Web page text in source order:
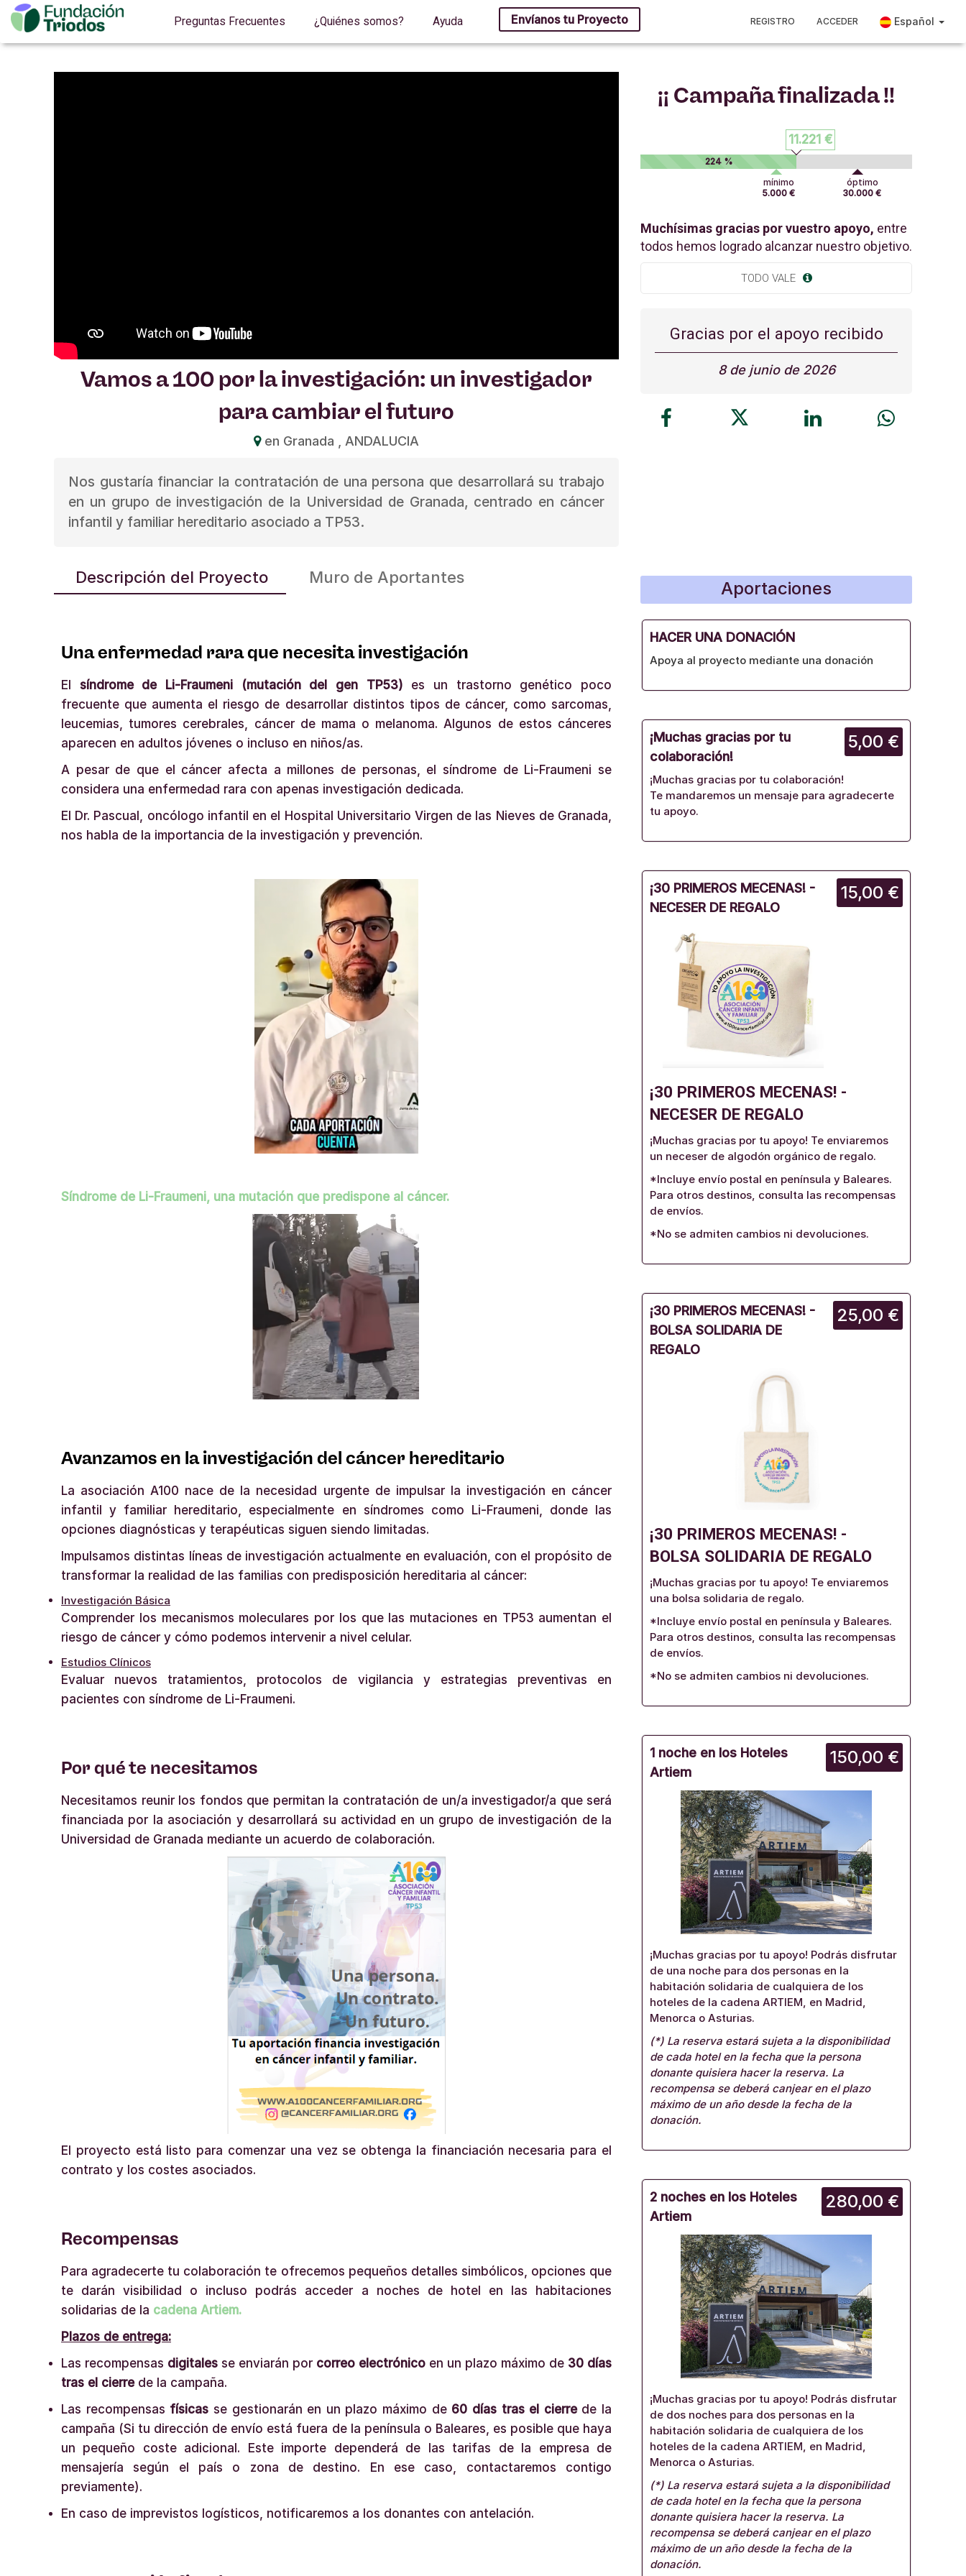
Preguntas Frecuentes ¿Quiénes somos? Ayuda Envíanos tu Proyecto REGISTRO ACCEDER Español
Vamos a 100 por la investigación: un investigador
para cambiar el futuro
en Granada , ANDALUCIA
Nos gustaría financiar la contratación de una persona que desarrollará su trabajo
en un grupo de investigación de la Universidad de Granada, centrado en cáncer
infantil y familiar hereditario asociado a TP53.
¡¡ Campaña finalizada !!
11.221 €
224 %
mínimo
5.000 €
óptimo
30.000 €
Muchísimas gracias por vuestro apoyo, entre
todos hemos logrado alcanzar nuestro objetivo.
TODO VALE
Gracias por el apoyo recibido
8 de junio de 2026
Descripción del Proyecto Muro de Aportantes
Una enfermedad rara que necesita investigación
El síndrome de Li-Fraumeni (mutación del gen TP53) es un trastorno genético poco
frecuente que aumenta el riesgo de desarrollar distintos tipos de cáncer, como sarcomas,
leucemias, tumores cerebrales, cáncer de mama o melanoma. Algunos de estos cánceres
aparecen en adultos jóvenes o incluso en niños/as.
A pesar de que el cáncer afecta a millones de personas, el síndrome de Li-Fraumeni se
considera una enfermedad rara con apenas investigación dedicada.
El Dr. Pascual, oncólogo infantil en el Hospital Universitario Virgen de las Nieves de Granada,
nos habla de la importancia de la investigación y prevención.
Síndrome de Li-Fraumeni, una mutación que predispone al cáncer.
Avanzamos en la investigación del cáncer hereditario
La asociación A100 nace de la necesidad urgente de impulsar la investigación en cáncer
infantil y familiar hereditario, especialmente en síndromes como Li-Fraumeni, donde las
opciones diagnósticas y terapéuticas siguen siendo limitadas.
Impulsamos distintas líneas de investigación actualmente en evaluación, con el propósito de
transformar la realidad de las familias con predisposición hereditaria al cáncer:
Investigación Básica
Comprender los mecanismos moleculares por los que las mutaciones en TP53 aumentan el
riesgo de cáncer y cómo podemos intervenir a nivel celular.
Estudios Clínicos
Evaluar nuevos tratamientos, protocolos de vigilancia y estrategias preventivas en
pacientes con síndrome de Li-Fraumeni.
Por qué te necesitamos
Necesitamos reunir los fondos que permitan la contratación de un/a investigador/a que será
financiada por la asociación y desarrollará su actividad en un grupo de investigación de la
Universidad de Granada mediante un acuerdo de colaboración.
El proyecto está listo para comenzar una vez se obtenga la financiación necesaria para el
contrato y los costes asociados.
Recompensas
Para agradecerte tu colaboración te ofrecemos pequeños detalles simbólicos, opciones que
te darán visibilidad o incluso podrás acceder a noches de hotel en las habitaciones
solidarias de la cadena Artiem.
Plazos de entrega:
Las recompensas digitales se enviarán por correo electrónico en un plazo máximo de 30 días
tras el cierrede la campaña.
Las recompensas físicas se gestionarán en un plazo máximo de 60 días tras el cierrede la
campaña (Si tu dirección de envío está fuera de la península o Baleares, es posible que haya
un pequeño coste adicional. Este importe dependerá de las tarifas de la empresa de
mensajería según el país o zona de destino. En ese caso, contactaremos contigo
previamente).
En caso de imprevistos logísticos, notificaremos a los donantes con antelación.
Aportaciones
HACER UNA DONACIÓN
Apoya al proyecto mediante una donación
5,00 €
¡Muchas gracias por tu
colaboración!
¡Muchas gracias por tu colaboración!
Te mandaremos un mensaje para agradecerte
tu apoyo.
15,00 €
¡30 PRIMEROS MECENAS! -
NECESER DE REGALO
¡30 PRIMEROS MECENAS! -
NECESER DE REGALO
¡Muchas gracias por tu apoyo! Te enviaremos
un neceser de algodón orgánico de regalo.
*Incluye envío postal en península y Baleares.
Para otros destinos, consulta las recompensas
de envíos.
*No se admiten cambios ni devoluciones.
25,00 €
¡30 PRIMEROS MECENAS! -
BOLSA SOLIDARIA DE
REGALO
¡30 PRIMEROS MECENAS! -
BOLSA SOLIDARIA DE REGALO
¡Muchas gracias por tu apoyo! Te enviaremos
una bolsa solidaria de regalo.
*Incluye envío postal en península y Baleares.
Para otros destinos, consulta las recompensas
de envíos.
*No se admiten cambios ni devoluciones.
150,00 €
1 noche en los Hoteles
Artiem
¡Muchas gracias por tu apoyo! Podrás disfrutar
de una noche para dos personas en la
habitación solidaria de cualquiera de los
hoteles de la cadena ARTIEM, en Madrid,
Menorca o Asturias.
(*) La reserva estará sujeta a la disponibilidad
de cada hotel en la fecha que la persona
donante quisiera hacer la reserva. La
recompensa se deberá canjear en el plazo
máximo de un año desde la fecha de la
donación.
280,00 €
2 noches en los Hoteles
Artiem
¡Muchas gracias por tu apoyo! Podrás disfrutar
de dos noches para dos personas en la
habitación solidaria de cualquiera de los
hoteles de la cadena ARTIEM, en Madrid,
Menorca o Asturias.
(*) La reserva estará sujeta a la disponibilidad
de cada hotel en la fecha que la persona
donante quisiera hacer la reserva. La
recompensa se deberá canjear en el plazo
máximo de un año desde la fecha de la
donación.